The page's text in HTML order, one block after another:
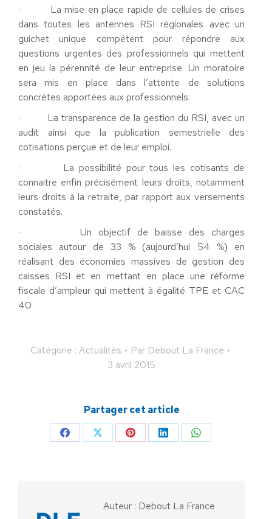
· La mise en place rapide de cellules de crises
dans toutes les antennes RSI régionales avec un
guichet unique compétent pour répondre aux
questions urgentes des professionnels qui mettent
en jeu la pérennité de leur entreprise. Un moratoire
sera mis en place dans l’attente de solutions
concrètes apportées aux professionnels.
· La transparence de la gestion du RSI, avec un
audit ainsi que la publication semestrielle des
cotisations perçue et de leur emploi.
· La possibilité pour tous les cotisants de
connaitre enfin précisément leurs droits, notamment
leurs droits à la retraite, par rapport aux versements
constatés.
· Un objectif de baisse des charges
sociales autour de 33 % (aujourd’hui 54 %) en
réalisant des économies massives de gestion des
caisses RSI et en mettant en place une réforme
fiscale d’ampleur qui mettent à égalité TPE et CAC
40
Catégorie : Actualités Par Debout La France
3 avril 2015
Partager cet article
PartagerPartagerPartagerPartagerPartager
Auteur : Debout La France